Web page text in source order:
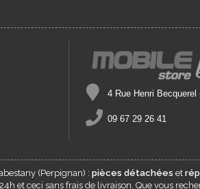
4 Rue Henri
09 67 29 26 41
(Perpignan) : pièces détachées et
et ceci sans frais de livraison. Que vous